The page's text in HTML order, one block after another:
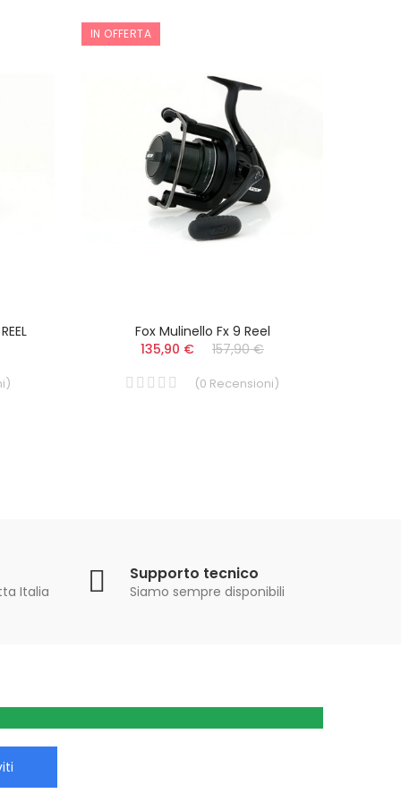
)
IN OFFERTA
Fox Mulinello Fx 9 Reel
135,90 €
157,90 €
(0 Recensioni)
Italia
Supporto tecnico
Siamo sempre disponibili